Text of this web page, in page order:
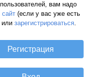
вам надо
сайт (если у вас уже есть
или зарегистрироваться.